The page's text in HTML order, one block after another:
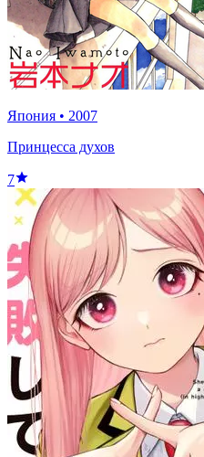
Япония • 2007
Принцесса духов
7